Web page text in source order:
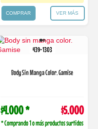
COMPRAR VER MÁS
439-1303
Body Sin Manga Color. Gamise
$4.000 * $5.000
* Comprando 1 o más productos surtidos